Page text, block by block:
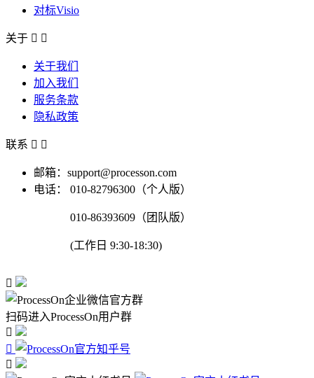
对标Visio
关于  
关于我们
加入我们
服务条款
隐私政策
联系  
邮箱：support@processon.com
电话：
010-82796300（个人版）
010-86393609（团队版）
(工作日 9:30-18:30)

扫码进入ProcessOn用户群


